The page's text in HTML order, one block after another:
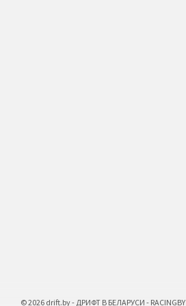
© 2026 drift.by - ДРИФТ В БЕЛАРУСИ - RACINGBY